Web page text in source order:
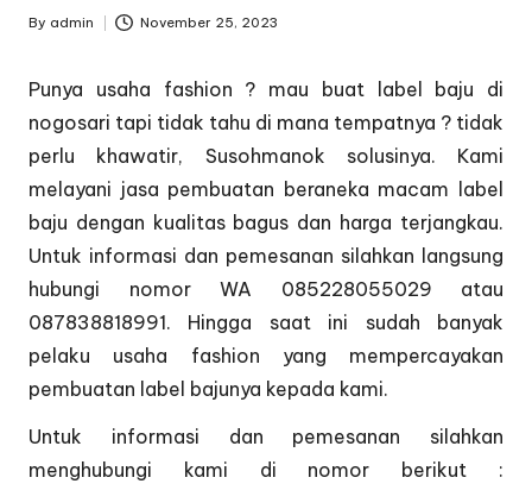
Posted
By admin November 25, 2023
Punya usaha fashion ? mau buat label baju di
nogosari tapi tidak tahu di mana tempatnya ? tidak
perlu khawatir, Susohmanok solusinya. Kami
melayani jasa pembuatan beraneka macam label
baju dengan kualitas bagus dan harga terjangkau.
Untuk informasi dan pemesanan silahkan langsung
hubungi nomor WA 085228055029 atau
087838818991. Hingga saat ini sudah banyak
pelaku usaha fashion yang mempercayakan
pembuatan label bajunya kepada kami.
Untuk informasi dan pemesanan silahkan
menghubungi kami di nomor berikut :